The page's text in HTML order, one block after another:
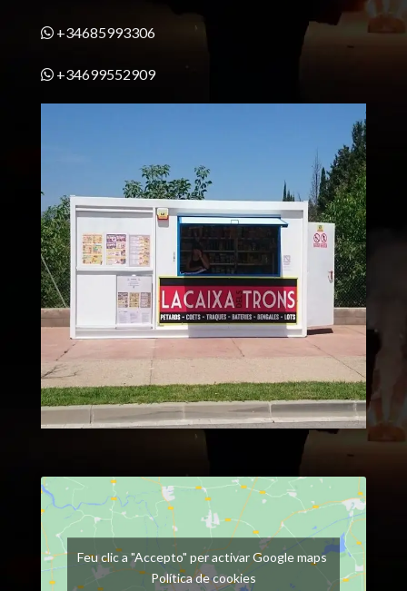
+34685993306
+34699552909
Feu clic a "Accepto" per activar Google maps
Política de cookies